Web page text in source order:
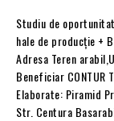
Studiu de
hale de producție +
Adresa Teren
Beneficiar CONTUR
Elaborate: Piramid
Str. Centura